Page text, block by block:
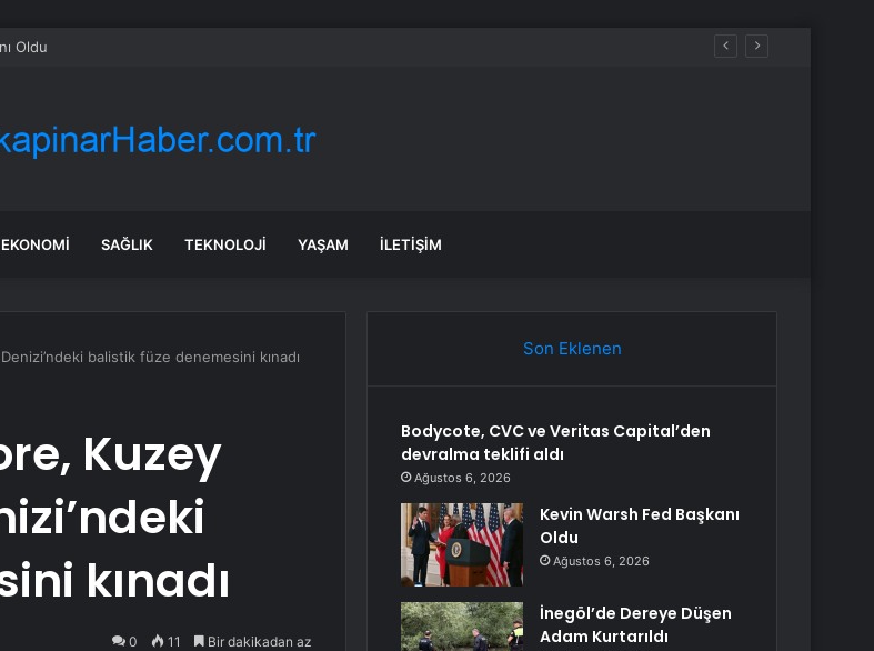
Oldu
EKONOMI SAĞLIK TEKNOLOJI YAŞAM İLETIŞIM
balistik füze denemesini kınadı
Kuzey
kınadı
0 11 Bir dakikadan az
Son Eklenen
Bodycote, CVC ve Veritas Capital’den
devralma teklifi aldı
Ağustos 6, 2026
Kevin Warsh Fed Başkanı
Oldu
Ağustos 6, 2026
İnegöl’de Dereye Düşen
Adam Kurtarıldı